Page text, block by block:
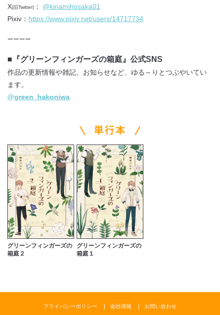
X(旧Twitter) ： @kinamihosaka01
Pixiv： https://www.pixiv.net/users/14717734
ーーーー
■『グリーンフィンガーズの箱庭』公式SNS
作品の更新情報や雑記、お知らせなど、ゆる～りとつぶやいてい
ます。
@green_hakoniwa
単行本
グリーンフィンガーズの
箱庭２
グリーンフィンガーズの
箱庭１
プライバシーポリシー 会社情報 お問い合わせ